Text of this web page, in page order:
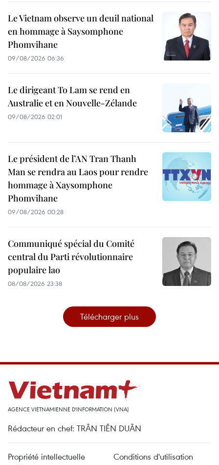
Le Vietnam observe un deuil national
en hommage à Saysomphone
Phomvihane
09/08/2026 06:36
Le dirigeant To Lam se rend en
Australie et en Nouvelle-Zélande
09/08/2026 02:01
Le président de l’AN Tran Thanh
Man se rendra au Laos pour rendre
hommage à Xaysomphone
Phomvihane
09/08/2026 00:28
Communiqué spécial du Comité
central du Parti révolutionnaire
populaire lao
08/08/2026 23:38
Télécharger plus
AGENCE VIETNAMIENNE D'INFORMATION (VNA)
Rédacteur en chef: TRÂN TIÊN DUÂN
Propriété intellectuelle Conditions d'utilisation